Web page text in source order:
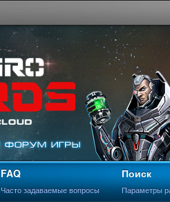
FAQ
Часто задаваемые вопросы
Поиск
Параметры